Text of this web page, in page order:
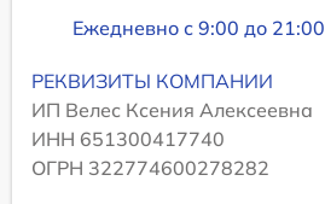
Ежедневно с 9:00 до 21:00
РЕКВИЗИТЫ КОМПАНИИ
ИП Велес Ксения Алексеевна
ИНН 651300417740
ОГРН 322774600278282